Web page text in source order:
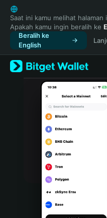
English
日本語
Tiếng Việt
Русский
Español (Latinoamérica)
Türkçe
Italiano
Português (Portugal)
Bahasa Indonesia
Português (Brasil)
Saat ini kamu melihat halaman
Apakah kamu ingin beralih ke
Beralih ke
English